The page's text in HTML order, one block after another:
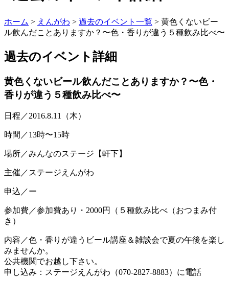
ホーム > えんがわ > 過去のイベント一覧 > 黄色くないビー
ル飲んだことありますか？〜色・香りが違う５種飲み比べ〜
過去のイベント詳細
黄色くないビール飲んだことありますか？〜色・
香りが違う５種飲み比べ〜
日程／2016.8.11（木）
時間／13時〜15時
場所／みんなのステージ【軒下】
主催／ステージえんがわ
申込／ー
参加費／参加費あり・2000円（５種飲み比べ（おつまみ付
き）
内容／色・香りが違うビール講座＆雑談会で夏の午後を楽し
みませんか。
公共機関でお越し下さい。
申し込み：ステージえんがわ（070-2827-8883）に電話